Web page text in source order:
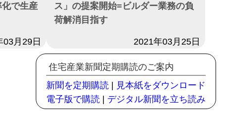
で生産
03月29日
ス」の提案開始=ビルダー業務の負
荷解消目指す
2021年03月25日
住宅産業新聞定期購読のご案内
新聞を定期購読 | 見本紙をダウンロード
電子版で購読 | デジタル新聞を立ち読み